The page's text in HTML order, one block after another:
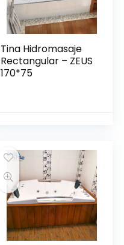
Tina Hidromasaje
Rectangular – ZEUS
170*75